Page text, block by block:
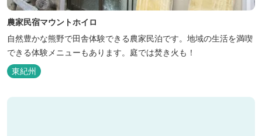
農家民宿マウントホイロ
自然豊かな熊野で田舎体験できる農家民泊です。地域の生活を満喫
できる体験メニューもあります。庭では焚き火も！
東紀州